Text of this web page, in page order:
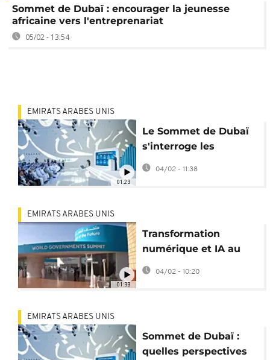
Sommet de Dubaï : encourager la jeunesse
africaine vers l'entreprenariat
05/02 - 13:54
01:23
EMIRATS ARABES UNIS
Le Sommet de Dubaï
s'interroge les
perspectives de la
jeunesse africaine
04/02 - 11:38
01:33
EMIRATS ARABES UNIS
Transformation
numérique et IA au
cœur du Sommet de
04/02 - 10:20
EMIRATS ARABES UNIS
Sommet de Dubaï :
quelles perspectives